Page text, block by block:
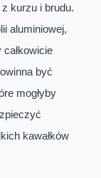
z kurzu i brudu.
aluminiowej,
być
mogłyby
kawałków